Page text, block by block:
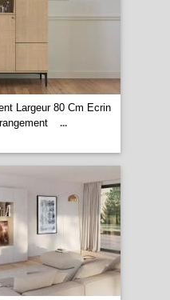
Largeur 80 Cm Ecrin
...